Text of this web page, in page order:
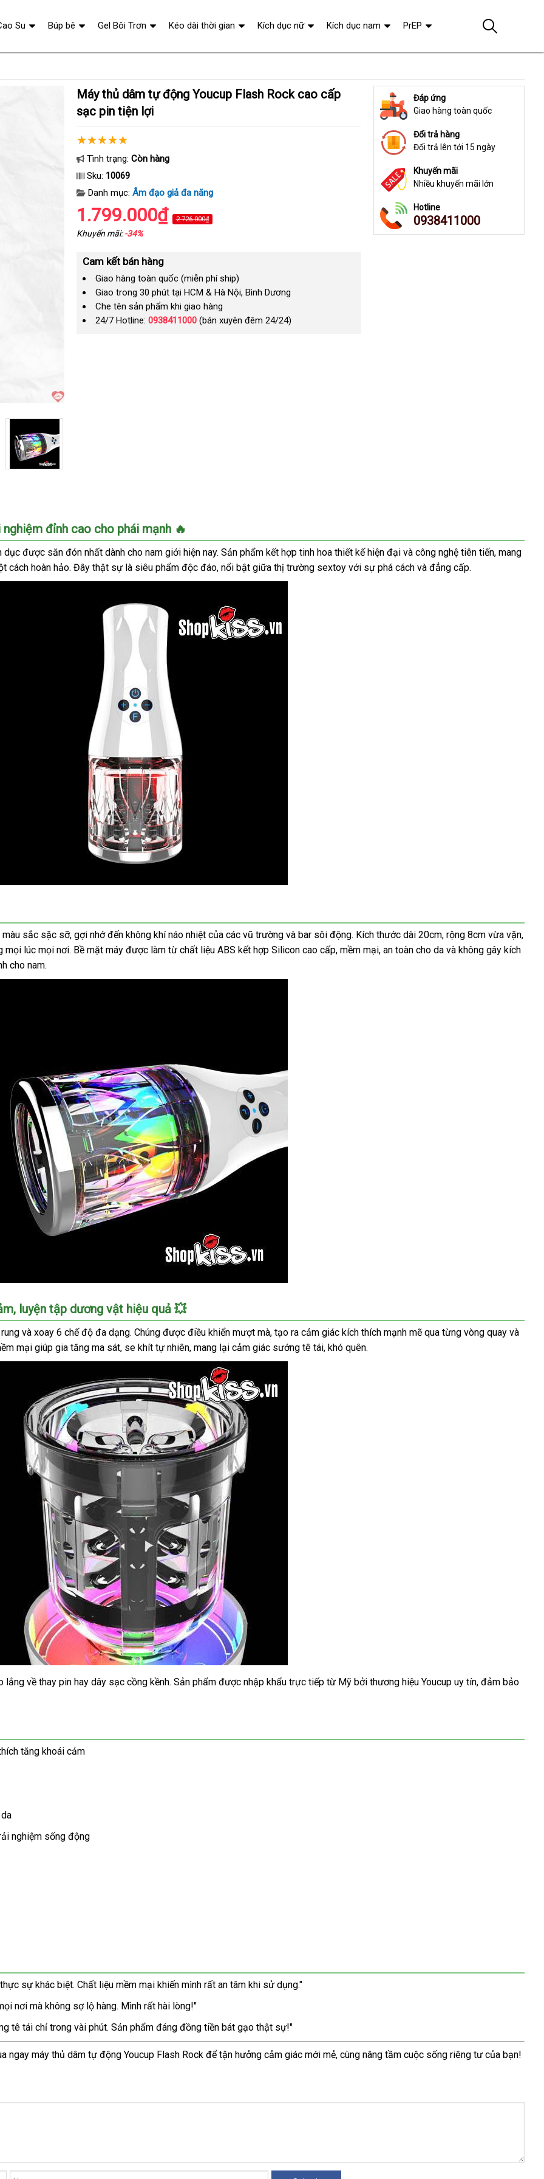
Máy thủ dâm tự động Youcup Flash Rock cao cấp
sạc pin tiện lợi
Tình trạng: Còn hàng
Sku: 10069
Danh mục: Âm đạo giả đa năng
1.799.000₫ 2.726.000₫
Khuyến mãi:-34%
Cam kết bán hàng
Giao hàng toàn quốc (miễn phí ship)
Giao trong 30 phút tại HCM & Hà Nội, Bình Dương
Che tên sản phẩm khi giao hàng
24/7 Hotline: 0938411000(bán xuyên đêm 24/24)
Đáp ứng
Giao hàng toàn quốc
Đổi trả hàng
Đổi trả lên tới 15 ngày
Khuyến mãi
Nhiều khuyến mãi lớn
Hotline
0938411000
đỉnh cao cho phái mạnh 🔥
được săn đón nhất dành cho nam giới hiện nay. Sản phẩm kết hợp tinh hoa thiết kế hiện đại và công nghệ tiên tiến, mang
cách hoàn hảo. Đây thật sự là siêu phẩm độc đáo, nổi bật giữa thị trường sextoy với sự phá cách và đẳng cấp.
sắc sặc sỡ, gợi nhớ đến không khí náo nhiệt của các vũ trường và bar sôi động. Kích thước dài 20cm, rộng 8cm vừa vặn,
lúc mọi nơi. Bề mặt máy được làm từ chất liệu ABS kết hợp Silicon cao cấp, mềm mại, an toàn cho da và không gây kích
cho nam.
luyện tập dương vật hiệu quả 💥
và xoay 6 chế độ đa dạng. Chúng được điều khiển mượt mà, tạo ra cảm giác kích thích mạnh mẽ qua từng vòng quay và
mại giúp gia tăng ma sát, se khít tự nhiên, mang lại cảm giác sướng tê tái, khó quên.
về thay pin hay dây sạc cồng kềnh. Sản phẩm được nhập khẩu trực tiếp từ Mỹ bởi thương hiệu Youcup uy tín, đảm bảo
tăng khoái cảm
nghiệm sống động
sự khác biệt. Chất liệu mềm mại khiến mình rất an tâm khi sử dụng."
nơi mà không sợ lộ hàng. Mình rất hài lòng!"
tê tái chỉ trong vài phút. Sản phẩm đáng đồng tiền bát gạo thật sự!"
máy thủ dâm tự động Youcup Flash Rock để tận hưởng cảm giác mới mẻ, cùng nâng tầm cuộc sống riêng tư của bạn!
Su Búp bê Gel Bôi Trơn Kéo dài thời gian Kích dục nữ Kích dục nam PrEP